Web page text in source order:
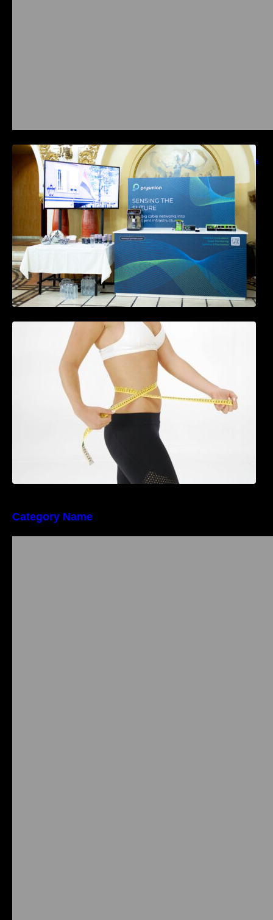
Prysmian aduce la COMM26 tehnologii de
sensing si Digital Energy pentru monitorizarea
in timp real a infrastrucrutilor critice
Tratamentul Wegovy® generează o scădere
în greutate de până la 22,6% la femei în
perioada menopauzei și reduce la jumătate
riscul de migrene
Category Name